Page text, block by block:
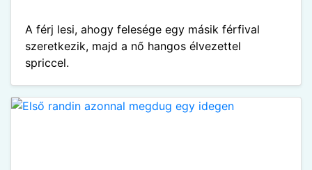
A férj lesi, ahogy felesége egy másik férfival
szeretkezik, majd a nő hangos élvezettel
spriccel.